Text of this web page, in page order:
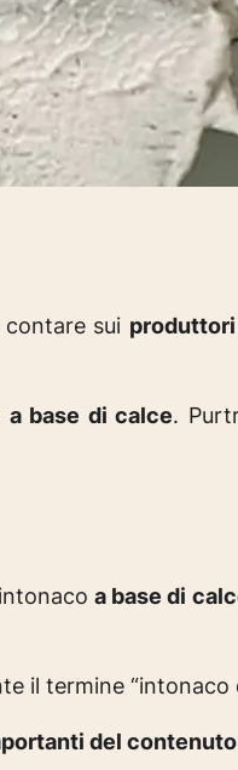
contare sui
a base di calce.
a base di
il termine “intonaco
del